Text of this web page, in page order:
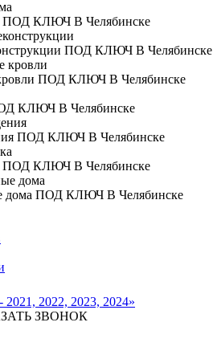
ПОД КЛЮЧ В Челябинске
ПОД КЛЮЧ В Челябинске
ПОД КЛЮЧ В Челябинске
КЛЮЧ В Челябинске
ПОД КЛЮЧ В Челябинске
ПОД КЛЮЧ В Челябинске
дома ПОД КЛЮЧ В Челябинске
2022, 2023, 2024»
ЗВОНОК